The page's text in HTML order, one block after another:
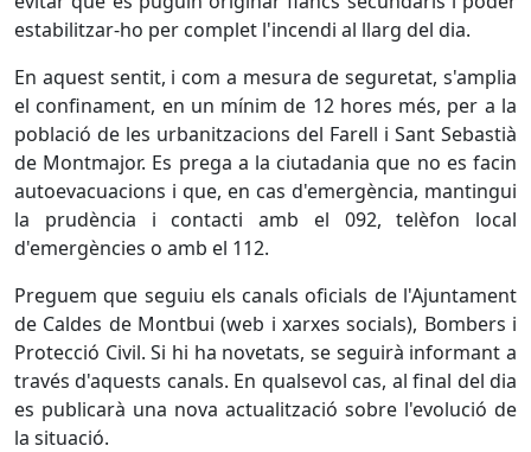
estabilitzar-ho per complet l'incendi al llarg del dia.
En aquest sentit, i com a mesura de seguretat, s'amplia
el confinament, en un mínim de 12 hores més, per a la
població de les urbanitzacions del Farell i Sant Sebastià
de Montmajor. Es prega a la ciutadania que no es facin
autoevacuacions i que, en cas d'emergència, mantingui
la prudència i contacti amb el 092, telèfon local
d'emergències o amb el 112.
Preguem que seguiu els canals oficials de l'Ajuntament
de Caldes de Montbui (web i xarxes socials), Bombers i
Protecció Civil. Si hi ha novetats, se seguirà informant a
través d'aquests canals. En qualsevol cas, al final del dia
es publicarà una nova actualització sobre l'evolució de
la situació.